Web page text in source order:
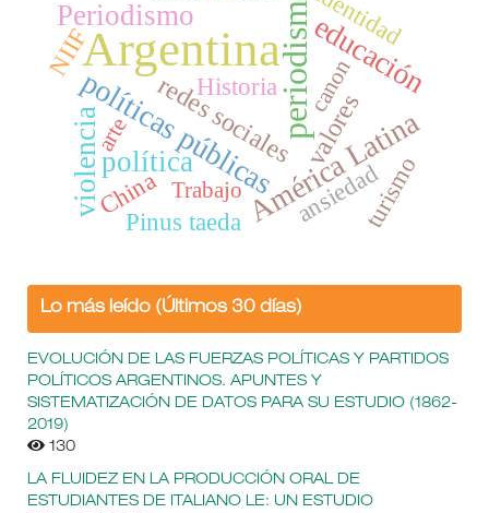
Argentinaperiodismoeducación
políticas públicasAmérica Latina
Periodismo
política
violencia redes socialesvalores
China ansiedad
Historia
Pinus taeda turismo
identidad
NIIF
canon
Trabajo
arte
Lo más leído (Últimos 30 días)
EVOLUCIÓN DE LAS FUERZAS POLÍTICAS Y PARTIDOS
POLÍTICOS ARGENTINOS. APUNTES Y
SISTEMATIZACIÓN DE DATOS PARA SU ESTUDIO (1862-
2019)
130
LA FLUIDEZ EN LA PRODUCCIÓN ORAL DE
ESTUDIANTES DE ITALIANO LE: UN ESTUDIO